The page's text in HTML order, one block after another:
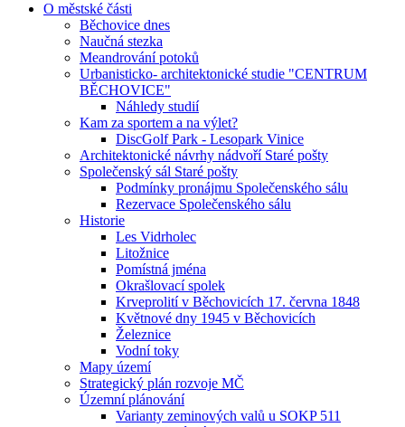
O městské části
Běchovice dnes
Naučná stezka
Meandrování potoků
Urbanisticko- architektonické studie "CENTRUM
BĚCHOVICE"
Náhledy studií
Kam za sportem a na výlet?
DiscGolf Park - Lesopark Vinice
Architektonické návrhy nádvoří Staré pošty
Společenský sál Staré pošty
Podmínky pronájmu Společenského sálu
Rezervace Společenského sálu
Historie
Les Vidrholec
Litožnice
Pomístná jména
Okrašlovací spolek
Krveprolití v Běchovicích 17. června 1848
Květnové dny 1945 v Běchovicích
Železnice
Vodní toky
Mapy území
Strategický plán rozvoje MČ
Územní plánování
Varianty zeminových valů u SOKP 511